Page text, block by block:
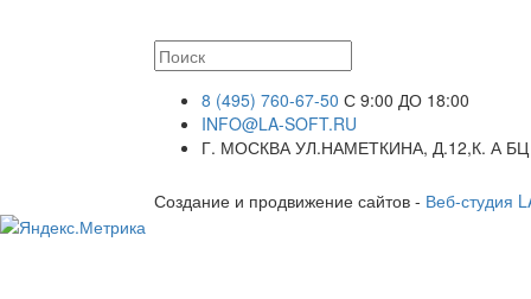
8 (495) 760-67-50 С 9:00 ДО 18:00
INFO@LA-SOFT.RU
Г. МОСКВА УЛ.НАМЕТКИНА, Д.12,К. А
Создание и продвижение сайтов - Веб-студия